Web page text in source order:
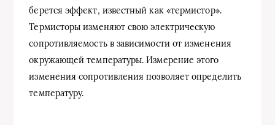
берется эффект, известный как «термистор».
Термисторы изменяют свою электрическую
сопротивляемость в зависимости от изменения
окружающей температуры. Измерение этого
изменения сопротивления позволяет определить
температуру.